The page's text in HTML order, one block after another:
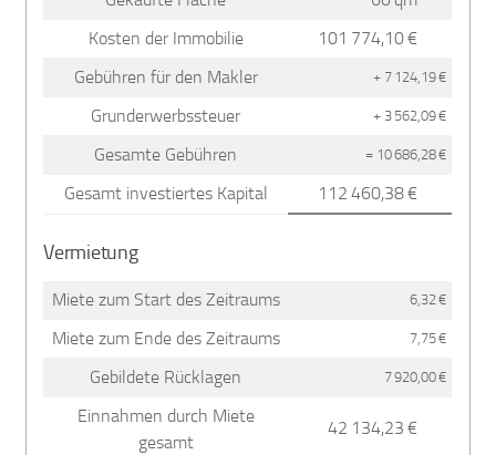
Kosten der Immobilie
101 774,10 €
Gebühren für den Makler
+ 7 124,19 €
Grunderwerbssteuer + 3 562,09 €
Gesamte Gebühren = 10 686,28 €
Gesamt investiertes Kapital 112 460,38 €
Vermietung
Miete zum Start des Zeitraums 6,32 €
Miete zum Ende des Zeitraums 7,75 €
Gebildete Rücklagen 7 920,00 €
Einnahmen durch Miete
gesamt
42 134,23 €